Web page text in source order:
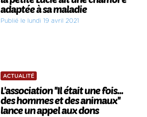
adaptée à sa maladie
Publié le lundi 19 avril 2021
ACTUALITÉ
L'association ''Il était une fois...
des hommes et des animaux''
lance un appel aux dons